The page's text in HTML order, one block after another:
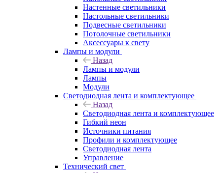
Настенные светильники
Настольные светильники
Подвесные светильники
Потолочные светильники
Аксессуары к свету
Лампы и модули
Назад
Лампы и модули
Лампы
Модули
Светодиодная лента и комплектующее
Назад
Светодиодная лента и комплектующее
Гибкий неон
Источники питания
Профили и комплектующее
Светодиодная лента
Управление
Технический свет